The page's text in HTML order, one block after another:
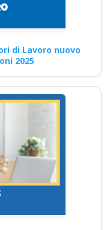
di Lavoro nuovo
2025